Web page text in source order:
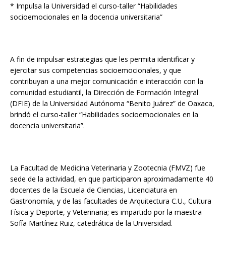
* Impulsa la Universidad el curso-taller “Habilidades
socioemocionales en la docencia universitaria”
A fin de impulsar estrategias que les permita identificar y
ejercitar sus competencias socioemocionales, y que
contribuyan a una mejor comunicación e interacción con la
comunidad estudiantil, la Dirección de Formación Integral
(DFIE) de la Universidad Autónoma “Benito Juárez” de Oaxaca,
brindó el curso-taller “Habilidades socioemocionales en la
docencia universitaria”.
La Facultad de Medicina Veterinaria y Zootecnia (FMVZ) fue
sede de la actividad, en que participaron aproximadamente 40
docentes de la Escuela de Ciencias, Licenciatura en
Gastronomía, y de las facultades de Arquitectura C.U., Cultura
Física y Deporte, y Veterinaria; es impartido por la maestra
Sofía Martínez Ruiz, catedrática de la Universidad.